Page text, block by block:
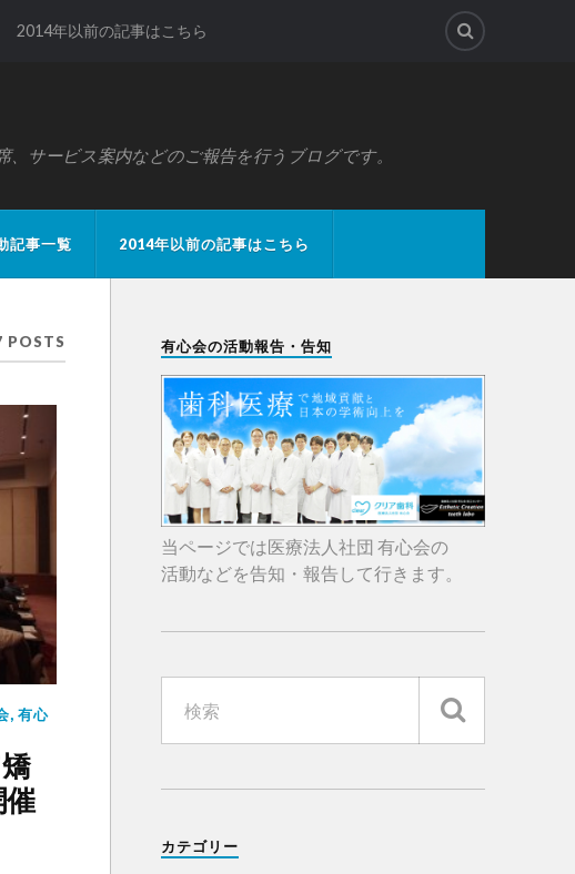
2014年以前の記事はこちら
サービス案内などのご報告を行うブログです。
記事一覧 2014年以前の記事はこちら
POSTS
, 有心
有心会の活動報告・告知
当ページでは医療法人社団 有心会の
活動などを告知・報告して行きます。
カテゴリー